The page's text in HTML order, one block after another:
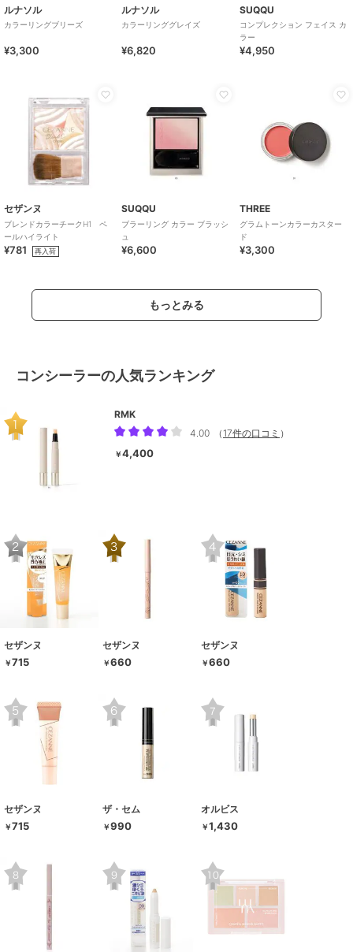
ルナソル
カラーリングブリーズ
¥3,300
ルナソル
カラーリンググレイズ
¥6,820
SUQQU
コンプレクション フェイス カ
ラー
¥4,950
セザンヌ
ブレンドカラーチークH1 ペ
ールハイライト
¥781 再入荷
SUQQU
ブラーリング カラー ブラッシ
ュ
¥6,600
THREE
グラムトーンカラーカスター
ド
¥3,300
もっとみる
コンシーラーの人気ランキング
RMK
4.00
（ 17件の口コミ ）
￥4,400
セザンヌ
￥715
セザンヌ
￥660
セザンヌ
￥660
セザンヌ
￥715
ザ・セム
￥990
オルビス
￥1,430